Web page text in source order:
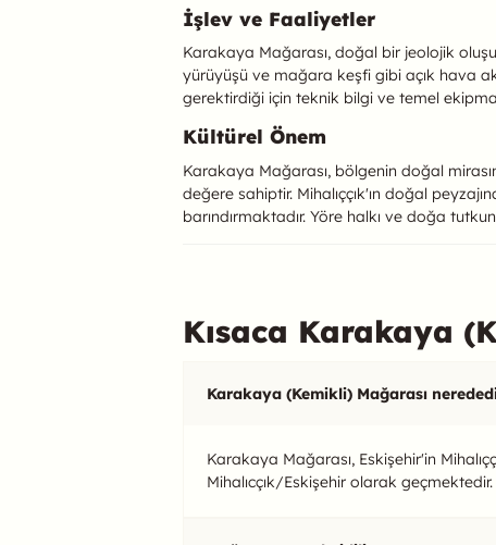
İşlev ve Faaliyetler
Karakaya Mağarası, doğal bir jeolojik
yürüyüşü ve mağara keşfi gibi açık hava
gerektirdiği için teknik bilgi ve temel
Kültürel Önem
Karakaya Mağarası, bölgenin doğal
değere sahiptir. Mihalıççık'ın doğal
barındırmaktadır. Yöre halkı ve doğa
Kısaca Karakaya
Karakaya (Kemikli) Mağarası
Karakaya Mağarası, Eskişehir'in
Mihalıcçık/Eskişehir olarak geçmektedir.